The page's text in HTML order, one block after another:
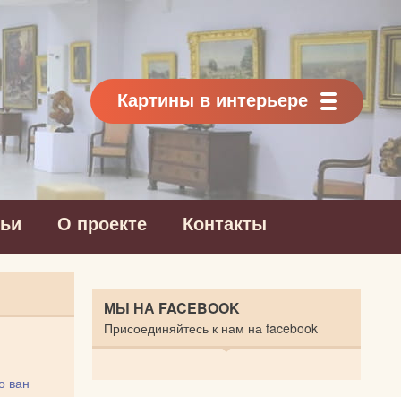
Картины в интерьере
О проекте Контакты
ван
МЫ НА FACEBOOK
Присоединяйтесь к нам на facebook